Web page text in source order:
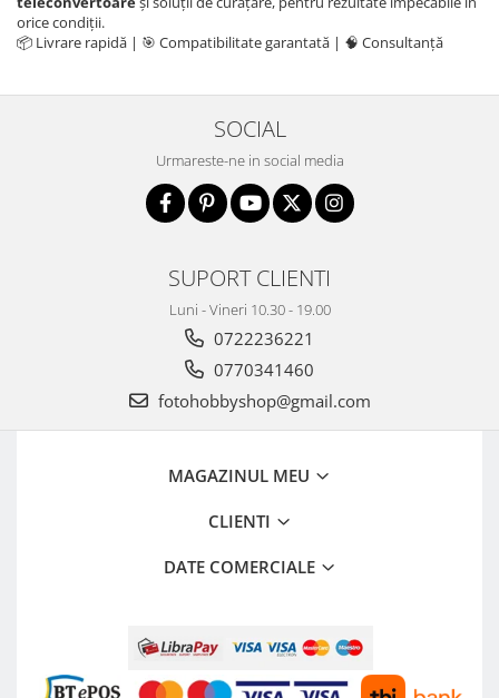
orice condiții.
📦 Livrare rapidă | 🎯 Compatibilitate garantată | 🧠 Consultanță
SOCIAL
Urmareste-ne in social media
SUPORT CLIENTI
Luni - Vineri 10.30 - 19.00
0722236221
0770341460
fotohobbyshop@gmail.com
MAGAZINUL MEU
CLIENTI
DATE COMERCIALE